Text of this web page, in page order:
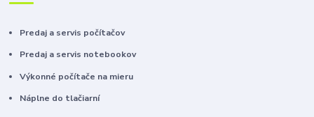
Predaj a servis počítačov
Predaj a servis notebookov
Výkonné počítače na mieru
Náplne do tlačiarní